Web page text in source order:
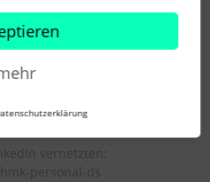
zu Deiner Frage...vielleicht
ein paar Einblicke.
vernetzten:
personal-ds